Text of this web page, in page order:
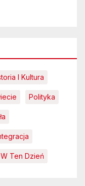
I Kultura
Polityka
W Ten Dzień